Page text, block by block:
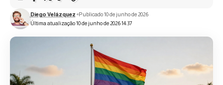
Última atualização 10 de junho de 2026 14:37
Diego Velázquez Publicado 10 de junho de 2026